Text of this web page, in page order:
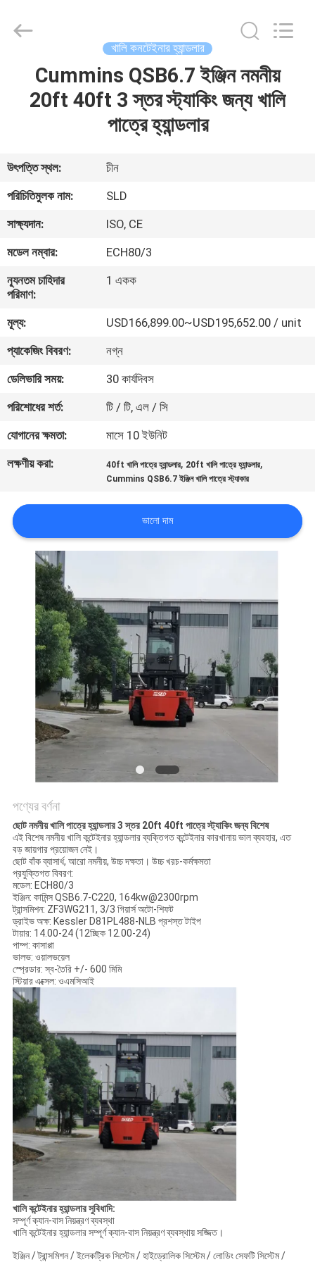
আমাদের
সম্পর্কে
কারখানা
ভ্রমণ
নিয়ন্ত্রণ
সাইট
ম্যাপ
PRIVACY
POLICY
খালি কনটেইনার হ্যান্ডলার
Cummins QSB6.7 ইঞ্জিন নমনীয়
20ft 40ft 3 স্তর স্ট্যাকিং জন্য খালি
পাত্রে হ্যান্ডলার
উৎপত্তি স্থল:
চীন
পরিচিতিমুলক নাম:
SLD
সাক্ষ্যদান:
ISO, CE
মডেল নম্বার:
ECH80/3
ন্যূনতম চাহিদার
পরিমাণ:
1 একক
মূল্য:
USD166,899.00~USD195,652.00 / unit
প্যাকেজিং বিবরণ:
নগ্ন
ডেলিভারি সময়:
30 কার্যদিবস
পরিশোধের শর্ত:
টি / টি, এল / সি
যোগানের ক্ষমতা:
মাসে 10 ইউনিট
লক্ষণীয় করা:
40ft খালি পাত্রে হ্যান্ডলার, 20ft খালি পাত্রে হ্যান্ডলার,
Cummins QSB6.7 ইঞ্জিন খালি পাত্রে স্ট্যাকার
ভালো দাম
পণ্যের বর্ণনা
ছোট নমনীয় খালি পাত্রে হ্যান্ডলার 3 স্তর 20ft 40ft পাত্রে স্ট্যাকিং জন্য বিশেষ
এই বিশেষ নমনীয় খালি কন্টেইনার হ্যান্ডলার ব্যক্তিগত কন্টেইনার কারখানায় ভাল ব্যবহার, এত
বড় জায়গার প্রয়োজন নেই।
ছোট বাঁক ব্যাসার্ধ, আরো নমনীয়, উচ্চ দক্ষতা। উচ্চ খরচ-কর্মক্ষমতা
প্রযুক্তিগত বিবরণ:
মডেল: ECH80/3
ইঞ্জিন: কামিন্স QSB6.7-C220, 164kw@2300rpm
ট্রান্সমিশন: ZF3WG211, 3/3 গিয়ার্স অটো-শিফট
ড্রাইভ অক্ষ: Kessler D81PL488-NLB প্রশস্ত টাইপ
টায়ার: 14.00-24 (12চ্ছিক 12.00-24)
পাম্প: কাসাপ্পা
ভালভ: ওয়ালভয়েল
স্প্রেডার: স্ব-তৈরি +/- 600 মিমি
স্টিয়ার এক্সেল: ওএমসিআই
খালি কন্টেইনার হ্যান্ডলারসুবিধাদি:
সম্পূর্ণ ক্যান-বাস নিয়ন্ত্রণ ব্যবস্থা
খালি কন্টেইনার হ্যান্ডলার সম্পূর্ণ ক্যান-বাস নিয়ন্ত্রণ ব্যবস্থায় সজ্জিত।
ইঞ্জিন / ট্রান্সমিশন / ইলেকট্রিক সিস্টেম / হাইড্রোলিক সিস্টেম / লোডিং সেফটি সিস্টেম /